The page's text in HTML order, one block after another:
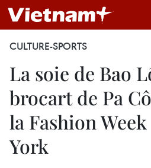
CULTURE-SPORTS
La soie de Bao
brocart de Pa
la Fashion
York